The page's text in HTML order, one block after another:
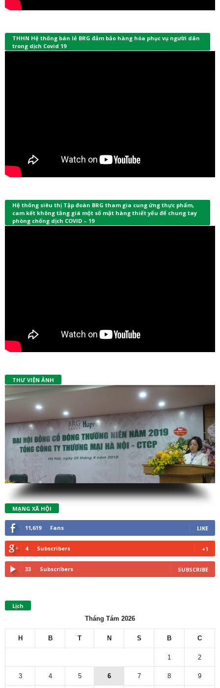
THHN Hệ thống bán lẻ BRG đảm bảo hàng hóa phục vụ người dân
trong dịch Covid 19
Hệ thống siêu thị Tập đoàn BRG tham gia cung ứng thực phẩm,
cam kết không tăng giá một số mặt hàng thiết yếu để chung tay
phòng chống dịch COVID – 19
THƯ VIỆN ẢNH
MẠNG XÃ HỘI
11,619 Fans LIKE
4 Subscribers +1
33 Subscribers SUBSCRIBE
Lịch
Tháng Tám 2026
H B T N S B C
1 2
3 4 5 6 7 8 9